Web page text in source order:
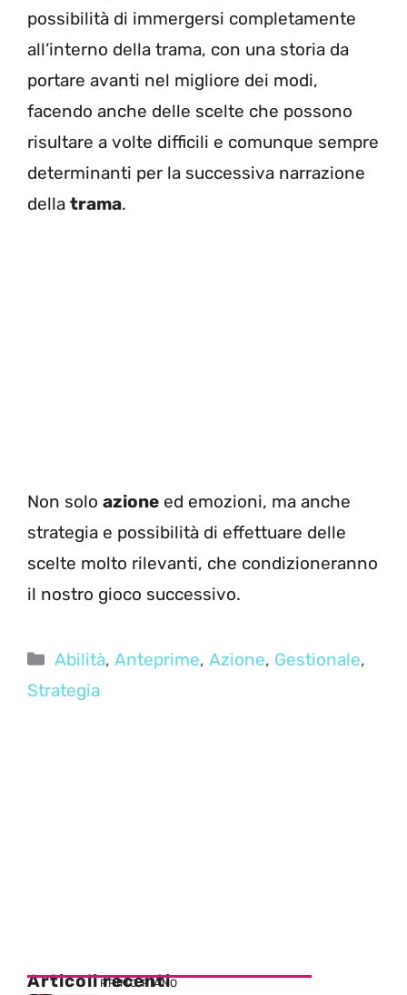
possibilità di immergersi completamente
all’interno della trama, con una storia da
portare avanti nel migliore dei modi,
facendo anche delle scelte che possono
risultare a volte difficili e comunque sempre
determinanti per la successiva narrazione
della trama.
Non solo azione ed emozioni, ma anche
strategia e possibilità di effettuare delle
scelte molto rilevanti, che condizioneranno
il nostro gioco successivo.
Categorie
Abilità,Anteprime,Azione, Gestionale,
Strategia
Articoli recenti
PRIMO PIANO